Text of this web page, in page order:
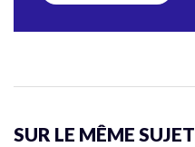
SUR LE MÊME SUJET